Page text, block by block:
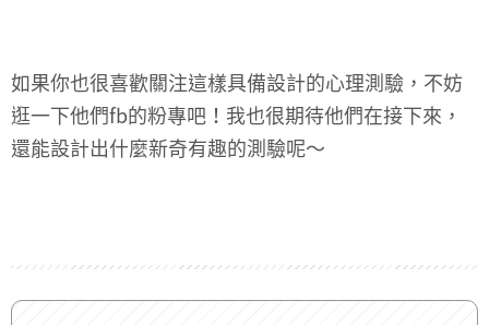
如果你也很喜歡關注這樣具備設計的心理測驗，不妨
逛一下他們fb的粉專吧！我也很期待他們在接下來，
還能設計出什麼新奇有趣的測驗呢～